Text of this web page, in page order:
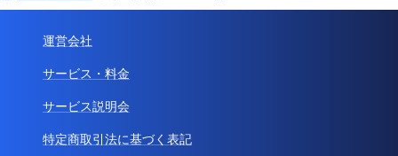
運営会社
サービス・料金
サービス説明会
特定商取引法に基づく表記